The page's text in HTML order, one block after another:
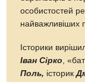
особистостей
найважливіших
Історики
Іван Сірко ,
Поль, історик